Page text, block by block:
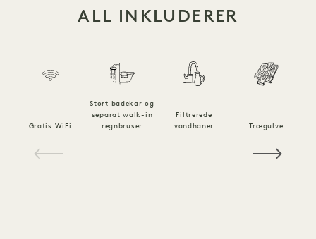
ALL INKLUDERER
Gratis WiFi
Stort badekar og
separat walk-in
regnbruser
Filtrerede
vandhaner
Trægulve